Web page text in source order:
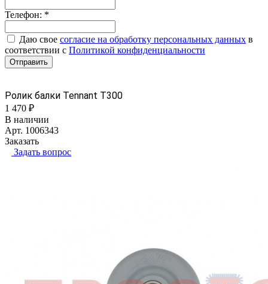
Телефон: *
Даю свое согласие на обработку персональных данных в
соответствии с Политикой конфиденциальности
Отправить
Ролик балки Tennant Т300
1 470 ₽
В наличии
Арт. 1006343
Заказать
Задать вопрос